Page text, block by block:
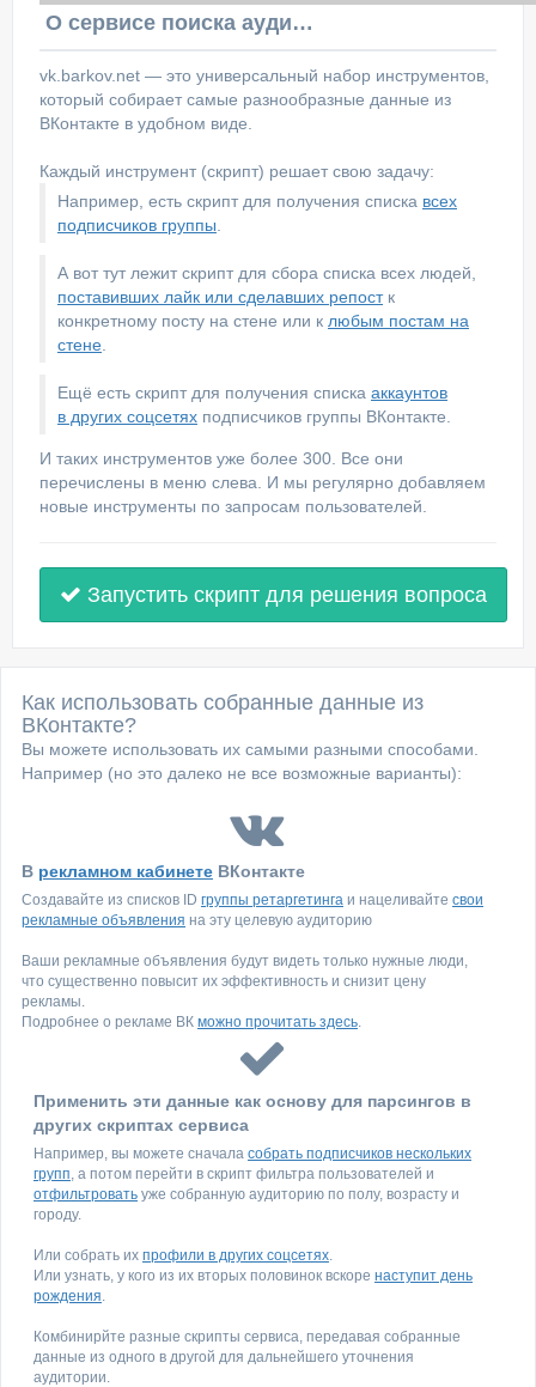
О сервисе поиска аудитории ВКонтакте
vk.barkov.net — это универсальный набор инструментов,
который собирает самые разнообразные данные из
ВКонтакте в удобном виде.
Каждый инструмент (скрипт) решает свою задачу:
Например, есть скрипт для получения списка всех
подписчиков группы
А вот тут лежит скрипт для сбора списка всех людей,
поставивших лайк или сделавших репостк
конкретному посту на стене или к любым постам на
стене
Ещё есть скрипт для получения списка аккаунтов
в других соцсетях подписчиков группы ВКонтакте.
И таких инструментов уже более 300. Все они
перечислены в меню слева. И мы регулярно добавляем
новые инструменты по запросам пользователей.
Запустить скрипт для решения вопроса
Как использовать собранные данные из
ВКонтакте?
Вы можете использовать их самыми разными способами.
Например (но это далеко не все возможные варианты):
В рекламном кабинете ВКонтакте
Создавайте из списков ID группы ретаргетинга и нацеливайте свои
рекламные объявления на эту целевую аудиторию
Ваши рекламные объявления будут видеть только нужные люди,
что существенно повысит их эффективность и снизит цену
рекламы.
Подробнее о рекламе ВК можно прочитать здесь.
Применить эти данные как основу для парсингов в
других скриптах сервиса
Например, вы можете сначала собрать подписчиков нескольких
групп, а потом перейти в скрипт фильтра пользователей и
отфильтровать уже собранную аудиторию по полу, возрасту и
городу.
Или собрать их профили в других соцсетях.
Или узнать, у кого из их вторых половинок вскоре наступит день
рождения.
Комбинирйте разные скрипты сервиса, передавая собранные
данные из одного в другой для дальнейшего уточнения
аудитории.